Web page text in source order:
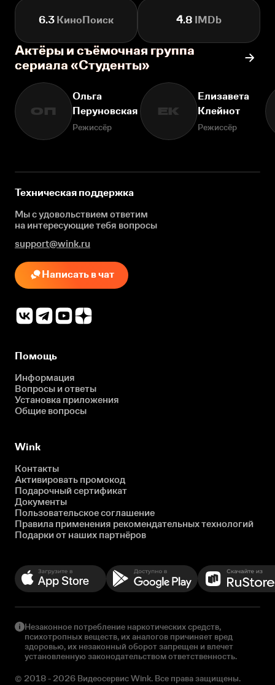
6.3 КиноПоиск 4.8 IMDb
Актёры и съёмочная группа
сериала «Студенты»
ОП
Ольга
Перуновская
Режиссёр
ЕК
Елизавета
Клейнот
Режиссёр
Техническая поддержка
Мы с удовольствием ответим
на интересующиетебя вопросы
support@wink.ru
Написать в чат
Помощь
Информация
Вопросы и ответы
Установка приложения
Общие вопросы
Wink
Контакты
Активировать промокод
Подарочный сертификат
Документы
Пользовательское соглашение
Правила применения рекомендательных технологий
Подарки от наших партнёров
Незаконное потребление наркотических средств,
психотропных веществ, их аналогов причиняет вред
здоровью, их незаконный оборот запрещен и влечет
установленную законодательством ответственность.
© 2018 - 2026 Видеосервис Wink. Все права защищены.